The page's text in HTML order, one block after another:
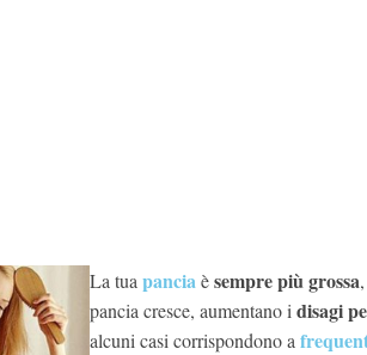
La tua panciaèsempre più grossa
pancia cresce, aumentano i disagi
alcuni casi corrispondono a